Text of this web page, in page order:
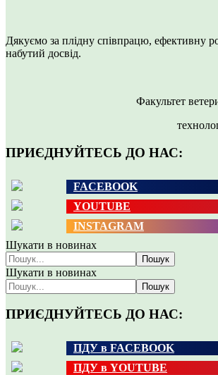
Дякуємо за плідну співпрацю, ефективну
набутий досвід.
Факультет
ПРИЄДНУЙТЕСЬ ДО НАС:
FACEBOOK
YOUTUBE
INSTAGRAM
Шукати в новинах
Пошук
Шукати в новинах
Пошук
ПРИЄДНУЙТЕСЬ ДО НАС:
ПДУ в FACEBOOK
ПДУ в YOUTUBE